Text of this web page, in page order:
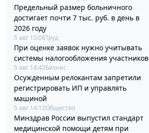
Предельный размер больничного
достигает почти 7 тыс. руб. в день в
2026 году
5 авг 15:08Труд
При оценке заявок нужно учитывать
системы налогообложения участников
5 авг 14:43Бизнес
Осужденным релокантам запретили
регистрировать ИП и управлять
машиной
5 авг 14:12Общество
Минздрав России выпустил стандарт
медицинской помощи детям при